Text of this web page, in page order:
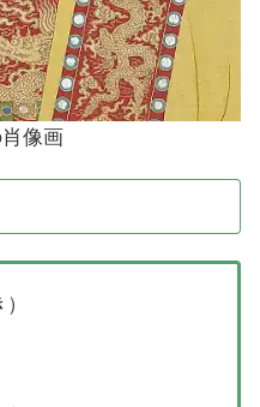
像画